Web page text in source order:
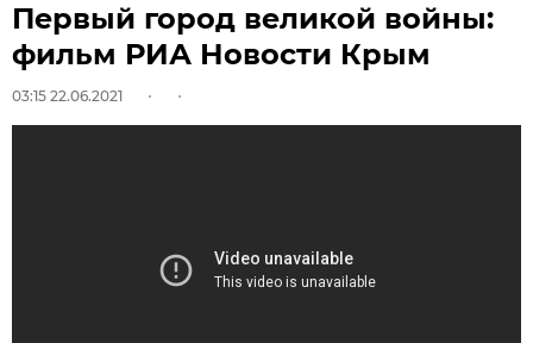
Первый город великой войны:
фильм РИА Новости Крым
03:15 22.06.2021